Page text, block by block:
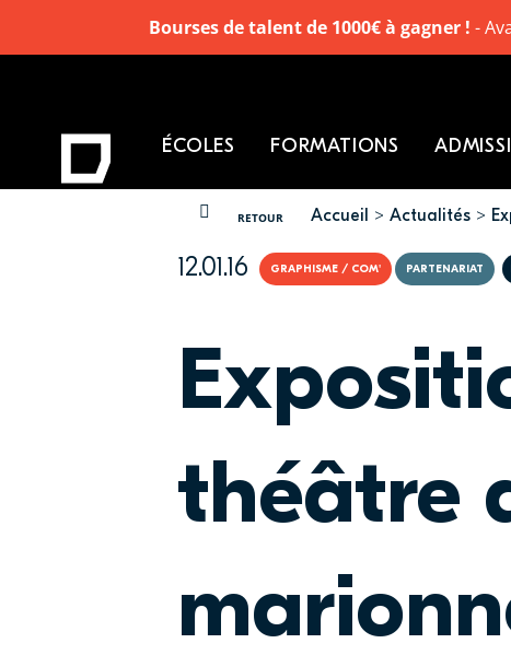
RETOUR
VOUS ÊTES ICI Accueil Actualités
12.01.16 GRAPHISME / COM' PARTENARIAT
théâtre
ÉCOLES FORMATIONS
Bourses de talent de 1000€ à gagner ! -